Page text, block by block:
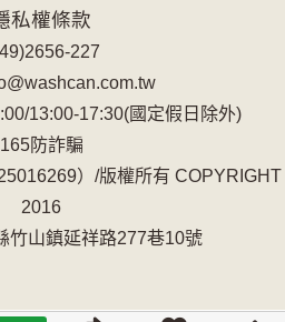
私權條款
227
13:00-17:30(國定假日除外)
165防詐騙
）/版權所有 COPYRIGHT
2016
竹山鎮延祥路277巷10號